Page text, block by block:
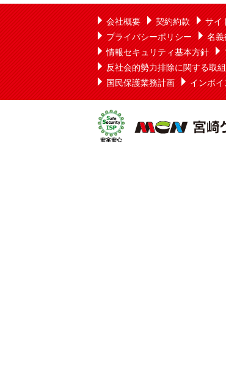
会社概要 契約約款 サイ
プライバシーポリシー
名義
情報セキュリティ基本方針
反社会的勢力排除に関する取
国民保護業務計画
インボ